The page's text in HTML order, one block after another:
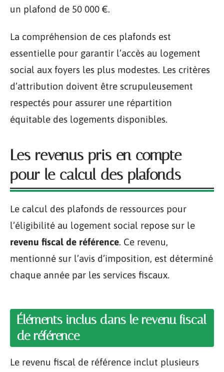
un plafond de 50 000 €.
La compréhension de ces plafonds est
essentielle pour garantir l’accès au logement
social aux foyers les plus modestes. Les critères
d’attribution doivent être scrupuleusement
respectés pour assurer une répartition
équitable des logements disponibles.
Les revenus pris en compte
pour le calcul des plafonds
Le calcul des plafonds de ressources pour
l’éligibilité au logement social repose sur le
revenu fiscal de référence. Ce revenu,
mentionné sur l’avis d’imposition, est déterminé
chaque année par les services fiscaux.
Éléments inclus dans le revenu fiscal
de référence
Le revenu fiscal de référence inclut plusieurs